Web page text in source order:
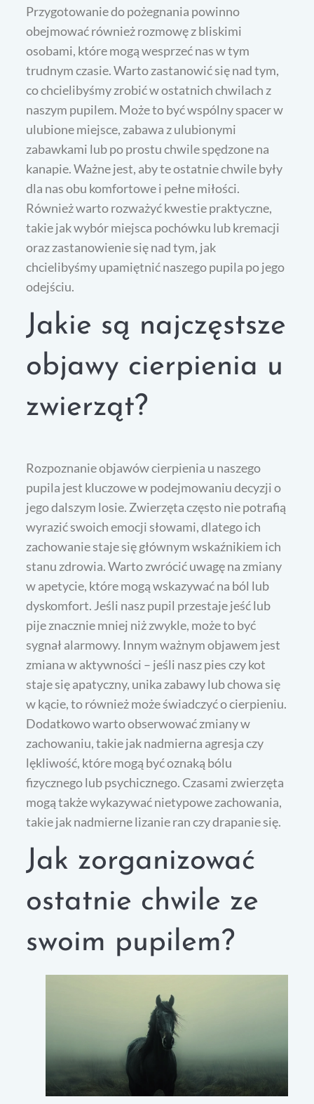
Przygotowanie do pożegnania powinno
obejmować również rozmowę z bliskimi
osobami, które mogą wesprzeć nas w tym
trudnym czasie. Warto zastanowić się nad tym,
co chcielibyśmy zrobić w ostatnich chwilach z
naszym pupilem. Może to być wspólny spacer w
ulubione miejsce, zabawa z ulubionymi
zabawkami lub po prostu chwile spędzone na
kanapie. Ważne jest, aby te ostatnie chwile były
dla nas obu komfortowe i pełne miłości.
Również warto rozważyć kwestie praktyczne,
takie jak wybór miejsca pochówku lub kremacji
oraz zastanowienie się nad tym, jak
chcielibyśmy upamiętnić naszego pupila po jego
odejściu.
Jakie są najczęstsze
objawy cierpienia u
zwierząt?
Rozpoznanie objawów cierpienia u naszego
pupila jest kluczowe w podejmowaniu decyzji o
jego dalszym losie. Zwierzęta często nie potrafią
wyrazić swoich emocji słowami, dlatego ich
zachowanie staje się głównym wskaźnikiem ich
stanu zdrowia. Warto zwrócić uwagę na zmiany
w apetycie, które mogą wskazywać na ból lub
dyskomfort. Jeśli nasz pupil przestaje jeść lub
pije znacznie mniej niż zwykle, może to być
sygnał alarmowy. Innym ważnym objawem jest
zmiana w aktywności – jeśli nasz pies czy kot
staje się apatyczny, unika zabawy lub chowa się
w kącie, to również może świadczyć o cierpieniu.
Dodatkowo warto obserwować zmiany w
zachowaniu, takie jak nadmierna agresja czy
lękliwość, które mogą być oznaką bólu
fizycznego lub psychicznego. Czasami zwierzęta
mogą także wykazywać nietypowe zachowania,
takie jak nadmierne lizanie ran czy drapanie się.
Jak zorganizować
ostatnie chwile ze
swoim pupilem?